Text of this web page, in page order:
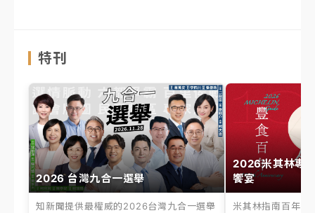
特刊
2026 台灣九合一選舉
知新聞提供最權威的2026台灣九合一選舉
2026米其林專
饗宴
米其林指南百年之